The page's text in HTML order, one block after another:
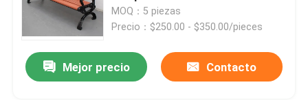
1800 mm de longitud
MOQ：5 piezas
Precio：$250.00 - $350.00/pieces
Mejor precio Contacto